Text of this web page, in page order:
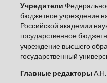
Учредители
бюджетное учреждение
Российской академии
государственное
учреждение высшего
государственный
Главные редакторы